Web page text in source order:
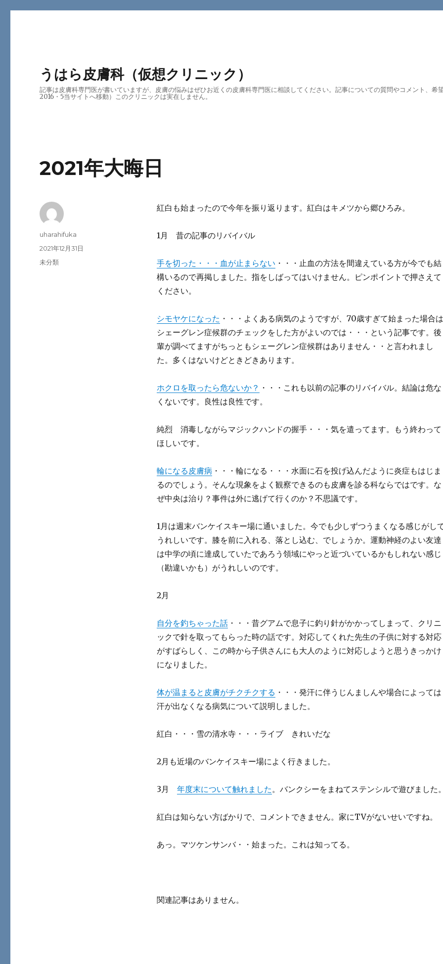
うはら皮膚科（仮想クリニック）
記事は皮膚科専門医が書いていますが、皮膚の悩みはぜひお近くの皮膚科専門医に相談してください。記事についての質問やコメント、
2016・5当サイトへ移動）このクリニックは実在しません。
2021年大晦日
紅白も始まったので今年を振り返ります。紅白はキメツから郷ひろみ。
1月 昔の記事のリバイバル
手を切った・・・血が止まらない ・・・止血の方法を間違えている方が今でも結
構いるので再掲しました。指をしばってはいけません。ピンポイントで押さえて
ください。
シモヤケになった ・・・よくある病気のようですが、70歳すぎて始まった場合は
シェーグレン症候群のチェックをした方がよいのでは・・・という記事です。後
輩が調べてますがちっともシェーグレン症候群はありません・・と言われまし
た。多くはないけどときどきあります。
ホクロを取ったら危ないか？ ・・・これも以前の記事のリバイバル。結論は危な
くないです。良性は良性です。
純烈 消毒しながらマジックハンドの握手・・・気を遣ってます。もう終わって
ほしいです。
輪になる皮膚病 ・・・輪になる・・・水面に石を投げ込んだように炎症もはじま
るのでしょう。そんな現象をよく観察できるのも皮膚を診る科ならではです。な
ぜ中央は治り？事件は外に逃げて行くのか？不思議です。
1月は週末バンケイスキー場に通いました。今でも少しずつうまくなる感じがし
うれしいです。膝を前に入れる、落とし込む、でしょうか。運動神経のよい友達
は中学の頃に達成していたであろう領域にやっと近づいているかもしれない感じ
（勘違いかも）がうれしいのです。
2月
自分を釣ちゃった話・・・昔グアムで息子に釣り針がかかってしまって、クリニ
ックで針を取ってもらった時の話です。対応してくれた先生の子供に対する対応
がすばらしく、この時から子供さんにも大人のように対応しようと思うきっかけ
になりました。
体が温まると皮膚がチクチクする ・・・発汗に伴うじんましんや場合によっては
汗が出なくなる病気について説明しました。
紅白・・・雪の清水寺・・・ライブ きれいだな
2月も近場のバンケイスキー場によく行きました。
3月 年度末について触れました。バンクシーをまねてステンシルで遊びました
紅白は知らない方ばかりで、コメントできません。家にTVがないせいですね。
あっ。マツケンサンバ・・始まった。これは知ってる。
関連記事はありません。
投
uharahifuka
投
稿
2021年12月31日
カ
未分類